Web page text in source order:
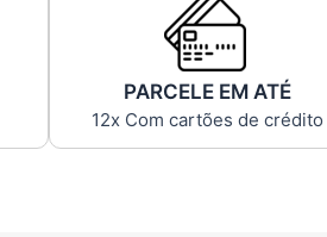
PARCELE EM ATÉ
12x Com cartões de crédito